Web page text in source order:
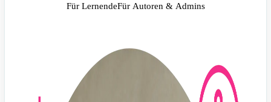
Für LernendeFür Autoren & Admins